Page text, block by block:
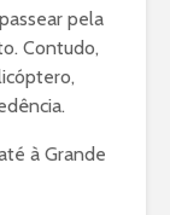
pela
Contudo,
à Grande